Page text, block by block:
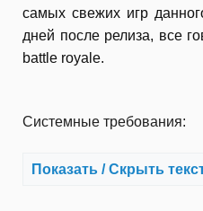
самых свежих игр
дней после релиза, все
battle royale.
Системные требования:
Показать / Скрыть